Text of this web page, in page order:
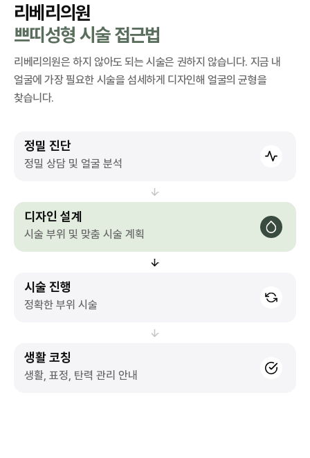
리베리의원
쁘띠성형 시술 접근법
리베리의원은 하지 않아도 되는 시술은 권하지 않습니다. 지금 내
얼굴에 가장 필요한 시술을 섬세하게 디자인해 얼굴의 균형을
찾습니다.
정밀 진단
정밀 상담 및 얼굴 분석
디자인 설계
시술 부위 및 맞춤 시술 계획
시술 진행
정확한 부위 시술
생활 코칭
생활, 표정, 탄력 관리 안내